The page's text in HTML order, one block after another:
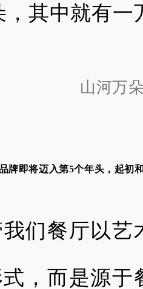
，其中就有一
山河万
牌即将迈入第5个年头， 起初
们餐厅以艺
，而是源于